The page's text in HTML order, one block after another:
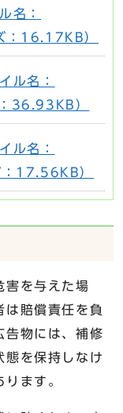
名：
16.17KB）
ル名：
36.93KB）
ル名：
17.56KB）
害を与えた場
は賠償責任を負
告物には、補修
態を保持しなけ
ます。